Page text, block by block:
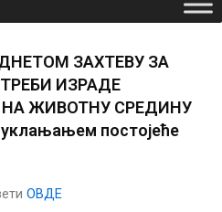
ЗАХТЕВУ ЗА
ИЗРАДЕ
ЖИВОТНУ СРЕДИНУ
постојеће
ОВДЕ